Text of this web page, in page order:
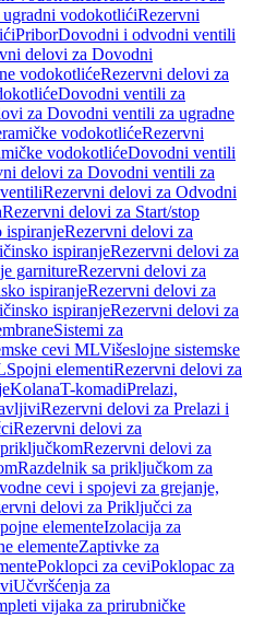
ugradni vodokotlićiRezervni
PriborDovodni i odvodni ventili
delovi za Dovodni
vodokotlićeRezervni delovi za
Dovodni ventili za
za Dovodni ventili za ugradne
vodokotlićeRezervni
vodokotlićeDovodni ventili
delovi za Dovodni ventili za
Rezervni delovi za Odvodni
Rezervni delovi za Start/stop
ispiranjeRezervni delovi za
ispiranjeRezervni delovi za
garnitureRezervni delovi za
ispiranjeRezervni delovi za
ispiranjeRezervni delovi za
Sistemi za
cevi MLVišeslojne sistemske
Spojni elementiRezervni delovi za
KolanaT-komadiPrelazi,
Rezervni delovi za Prelazi i
Rezervni delovi za
Rezervni delovi za
Razdelnik sa priključkom za
cevi i spojevi za grejanje,
delovi za Priključci za
elementeIzolacija za
elementeZaptivke za
Poklopci za ceviPoklopac za
Učvršćenja za
vijaka za prirubničke